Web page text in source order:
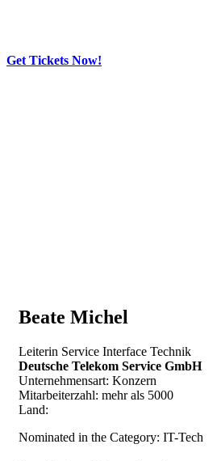
Get Tickets Now!
Beate Michel
Leiterin Service Interface Technik
Deutsche Telekom Service GmbH
Unternehmensart: Konzern
Mitarbeiterzahl: mehr als 5000
Land:
Nominated in the Category: IT-Tech